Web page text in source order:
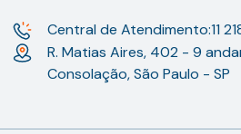
Central de Atendimento:11
R. Matias Aires, 402 - 9
Consolação, São Paulo - SP